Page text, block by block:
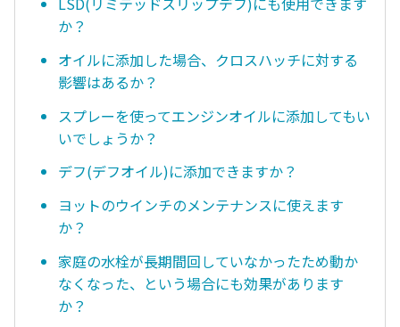
か？
オイルに添加した場合、クロスハッチに対する
影響はあるか？
スプレーを使ってエンジンオイルに添加してもい
いでしょうか？
デフ(デフオイル)に添加できますか？
ヨットのウインチのメンテナンスに使えます
か？
家庭の水栓が長期間回していなかったため動か
なくなった、という場合にも効果があります
か？